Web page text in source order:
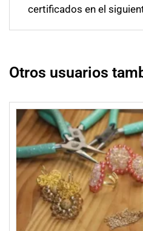
certificados en el
Otros usuarios